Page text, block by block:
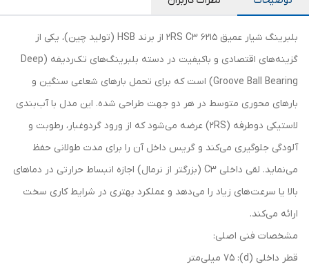
بلبرینگ شیار عمیق 6215 2RS C3 از برند HSB (تولید چین)، یکی از
گزینه‌های اقتصادی و باکیفیت در دسته بلبرینگ‌های تک‌ردیفه (Deep
Groove Ball Bearing) است که برای تحمل بارهای شعاعی سنگین و
بارهای محوری متوسط در هر دو جهت طراحی شده. این مدل با آب‌بندی
لاستیکی دوطرفه (2RS) عرضه می‌شود که از ورود گردوغبار، رطوبت و
آلودگی جلوگیری می‌کند و گریس داخل آن را برای مدت طولانی حفظ
می‌نماید. لقی داخلی C3 (بزرگتر از نرمال) اجازه انبساط حرارتی در دماهای
بالا یا سرعت‌های زیاد را می‌دهد و عملکرد بهتری در شرایط کاری سخت
ارائه می‌کند.
مشخصات فنی اصلی:
قطر داخلی (d): ۷۵ میلی‌متر